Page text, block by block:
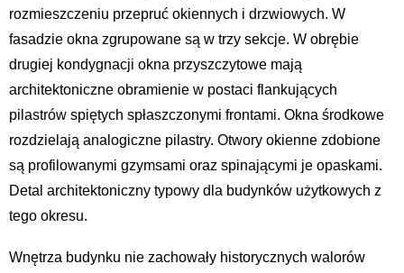
rozmieszczeniu przepruć okiennych i drzwiowych. W
fasadzie okna zgrupowane są w trzy sekcje. W obrębie
drugiej kondygnacji okna przyszczytowe mają
architektoniczne obramienie w postaci flankujących
pilastrów spiętych spłaszczonymi frontami. Okna środkowe
rozdzielają analogiczne pilastry. Otwory okienne zdobione
są profilowanymi gzymsami oraz spinającymi je opaskami.
Detal architektoniczny typowy dla budynków użytkowych z
tego okresu.
Wnętrza budynku nie zachowały historycznych walorów